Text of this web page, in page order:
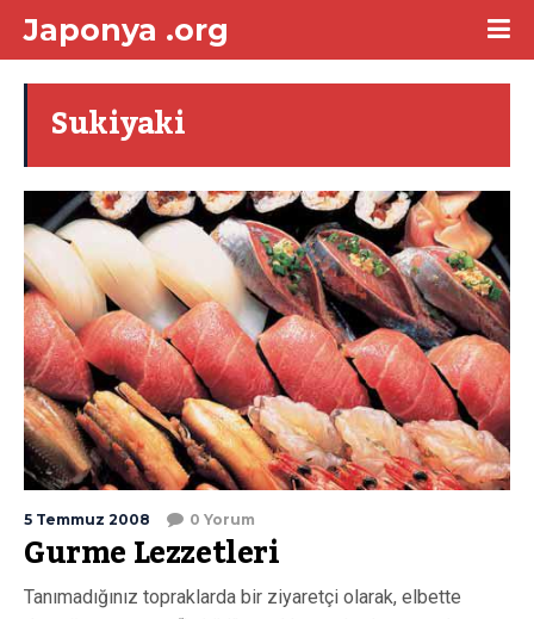
Japonya .org
Sukiyaki
5 Temmuz 2008 0 Yorum
Gurme Lezzetleri
Tanımadığınız topraklarda bir ziyaretçi olarak, elbette